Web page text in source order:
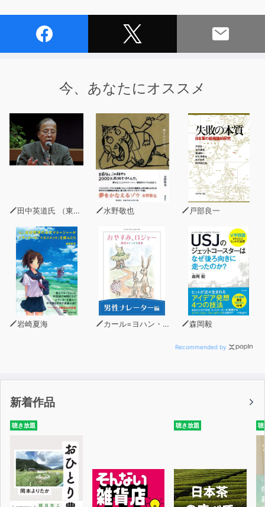
今、あなたにオススメ
田中英道氏 （東北大学名誉教授） 水野敬也 戸部良一
岩崎夏海 カール=ヨハン・エリーン 森岡毅
Recommended by
新着作品
聴き放題 聴き放題 聴